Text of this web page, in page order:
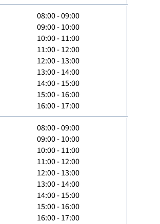
08:00 - 09:00
09:00 - 10:00
10:00 - 11:00
11:00 - 12:00
12:00 - 13:00
13:00 - 14:00
14:00 - 15:00
15:00 - 16:00
16:00 - 17:00
08:00 - 09:00
09:00 - 10:00
10:00 - 11:00
11:00 - 12:00
12:00 - 13:00
13:00 - 14:00
14:00 - 15:00
15:00 - 16:00
16:00 - 17:00